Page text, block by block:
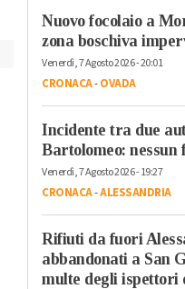
Nuovo focolaio a
zona boschiva
Venerdì, 7 Agosto 2026 - 20:01
CRONACA-OVADA
Incidente tra due
Bartolomeo: nessun
Venerdì, 7 Agosto 2026 - 19:27
CRONACA-ALESSANDRIA
Rifiuti da fuori
abbandonati a San
multe degli ispettori